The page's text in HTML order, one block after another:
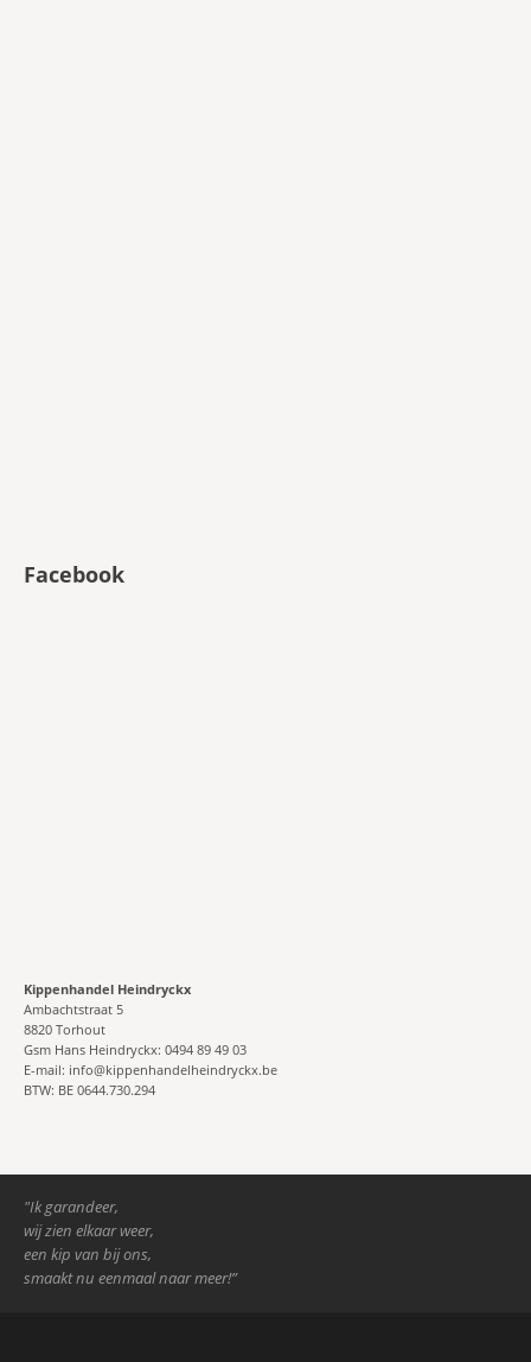
Facebook
Kippenhandel Heindryckx
Ambachtstraat 5
8820 Torhout
Gsm Hans Heindryckx: 0494 89 49 03
E-mail: info@kippenhandelheindryckx.be
BTW: BE 0644.730.294
"Ik garandeer,
wij zien elkaar weer,
een kip van bij ons,
smaakt nu eenmaal naar meer!”